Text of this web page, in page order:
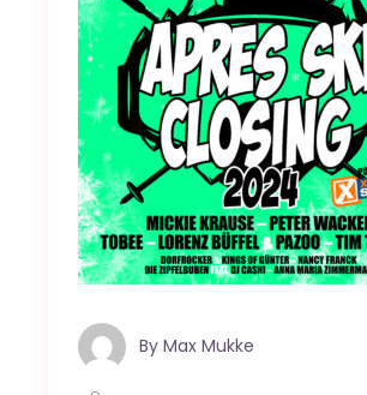
By Max Mukke